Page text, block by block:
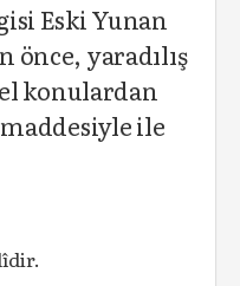
Eski Yunan
önce, yaradılış
konulardan
ile